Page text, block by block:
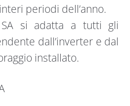
periodi dell’anno.
SA si adatta a tutti gli
dall’inverter e dal
installato.